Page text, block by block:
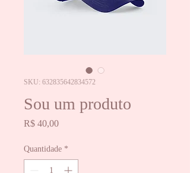
SKU: 632835642834572
Sou um produto
R$ 40,00Preço
Quantidade *